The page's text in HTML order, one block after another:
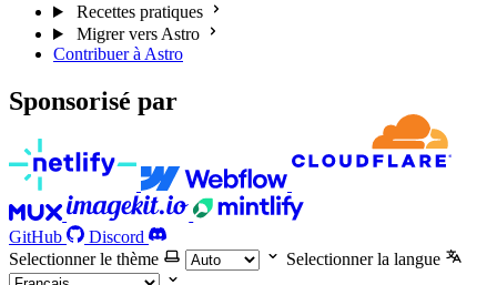
Recettes pratiques
Migrer vers Astro
Contribuer à Astro
Sponsorisé par
GitHub
Discord
Selectionner le thème
Selectionner la langue